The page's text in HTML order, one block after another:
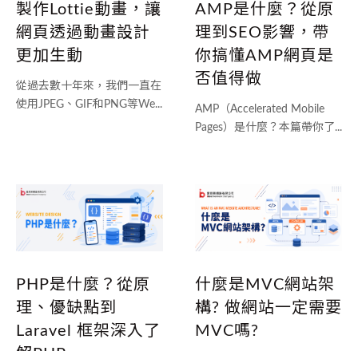
製作Lottie動畫，讓
網頁透過動畫設計
更加生動
從過去數十年來，我們一直在
使用JPEG、GIF和PNG等We...
AMP是什麼？從原
理到SEO影響，帶
你搞懂AMP網頁是
否值得做
AMP（Accelerated Mobile
Pages）是什麼？本篇帶你了...
PHP是什麼？從原
理、優缺點到
Laravel 框架深入了
什麼是MVC網站架
構? 做網站一定需要
MVC嗎?